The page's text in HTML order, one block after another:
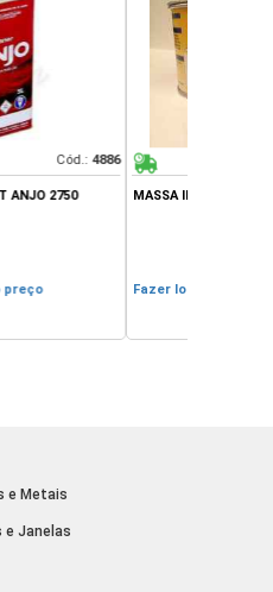
Cód.:19387
PRETA 400GR
ver o preço
e Metais
e Janelas